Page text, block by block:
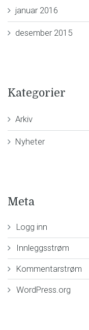
januar 2016
desember 2015
Kategorier
Arkiv
Nyheter
Meta
Logg inn
Innleggsstrøm
Kommentarstrøm
WordPress.org